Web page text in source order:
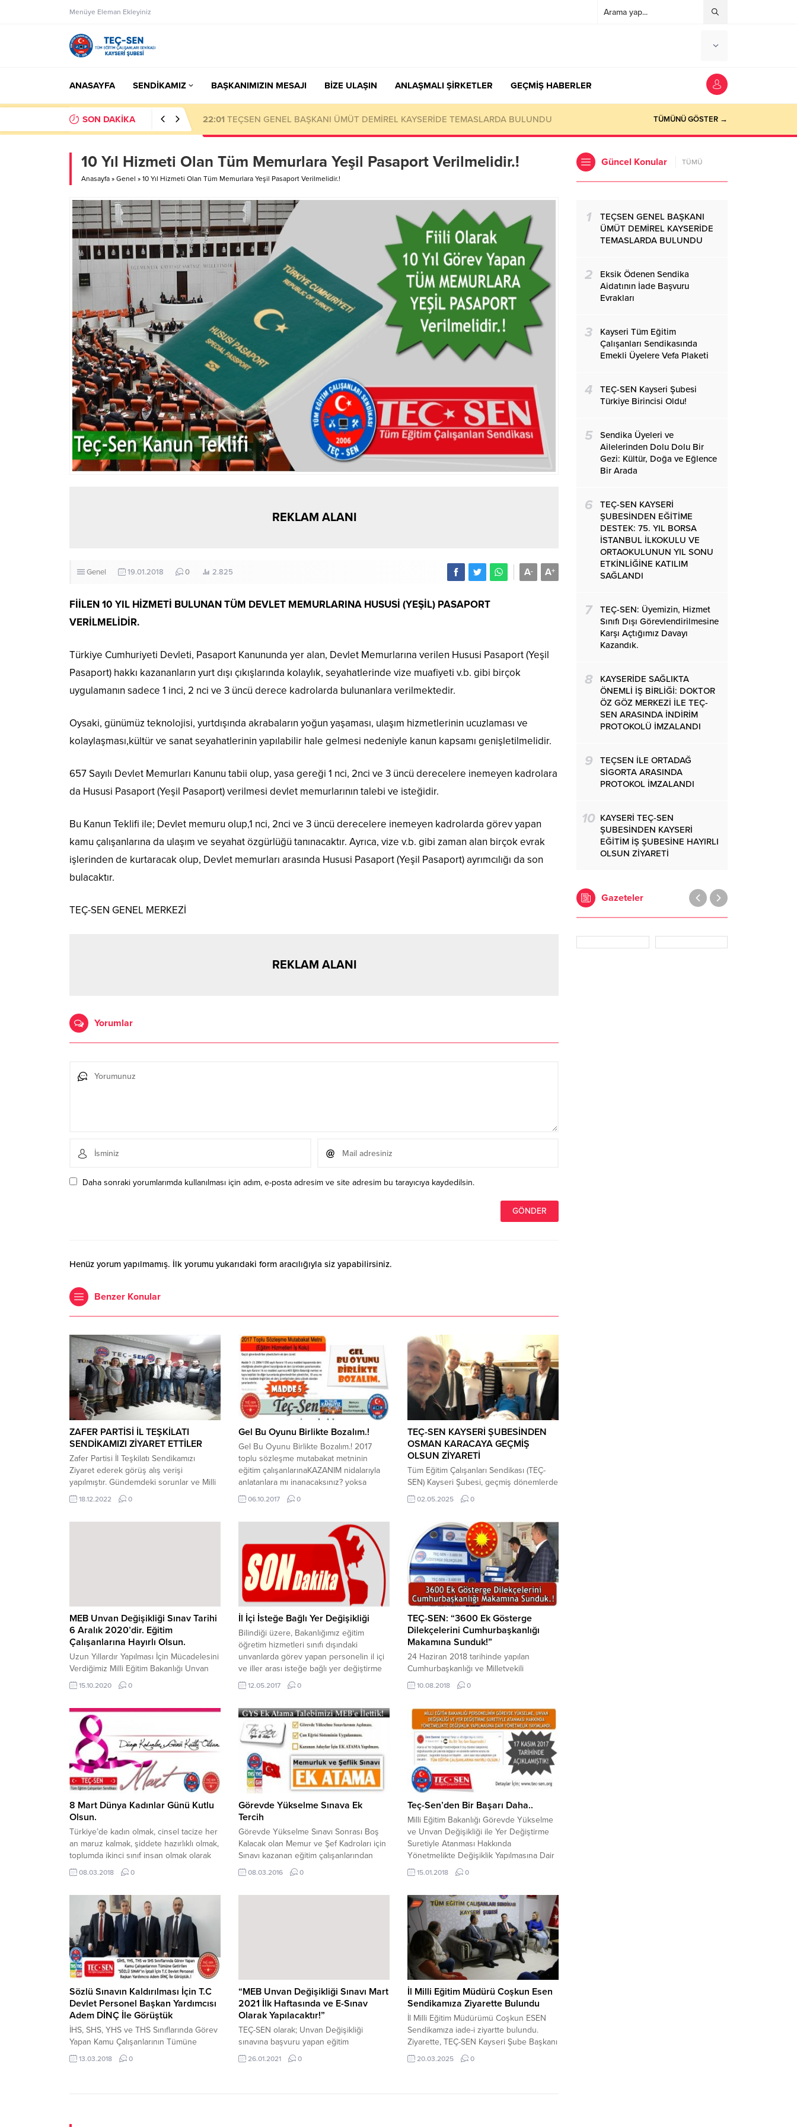
Menüye Eleman Ekleyiniz
ANASAYFA SENDİKAMIZ BAŞKANIMIZIN MESAJI BİZE ULAŞIN ANLAŞMALI ŞİRKETLER GEÇMİŞ HABERLER
SON DAKİKA 23:50 Eksik Ödenen Sendika Aidatının İade Başvuru Evrakları TÜMÜNÜ GÖSTER →
10 Yıl Hizmeti Olan Tüm Memurlara Yeşil Pasaport Verilmelidir.!
Anasayfa » Genel » 10 Yıl Hizmeti Olan Tüm Memurlara Yeşil Pasaport Verilmelidir.!
REKLAM ALANI
Genel 19.01.2018 0 2.825 A+
A-
FİİLEN 10 YIL HİZMETİ BULUNAN TÜM DEVLET MEMURLARINA HUSUSİ (YEŞİL) PASAPORT
VERİLMELİDİR.
Türkiye Cumhuriyeti Devleti, Pasaport Kanununda yer alan, Devlet Memurlarına verilen Hususi Pasaport (Yeşil
Pasaport) hakkı kazananların yurt dışı çıkışlarında kolaylık, seyahatlerinde vize muafiyeti v.b. gibi birçok
uygulamanın sadece 1 inci, 2 nci ve 3 üncü derece kadrolarda bulunanlara verilmektedir.
Oysaki, günümüz teknolojisi, yurtdışında akrabaların yoğun yaşaması, ulaşım hizmetlerinin ucuzlaması ve
kolaylaşması,kültür ve sanat seyahatlerinin yapılabilir hale gelmesi nedeniyle kanun kapsamı genişletilmelidir.
657 Sayılı Devlet Memurları Kanunu tabii olup, yasa gereği 1 nci, 2nci ve 3 üncü derecelere inemeyen kadrolara
da Hususi Pasaport (Yeşil Pasaport) verilmesi devlet memurlarının talebi ve isteğidir.
Bu Kanun Teklifi ile; Devlet memuru olup,1 nci, 2nci ve 3 üncü derecelere inemeyen kadrolarda görev yapan
kamu çalışanlarına da ulaşım ve seyahat özgürlüğü tanınacaktır. Ayrıca, vize v.b. gibi zaman alan birçok evrak
işlerinden de kurtaracak olup, Devlet memurları arasında Hususi Pasaport (Yeşil Pasaport) ayrımcılığı da son
bulacaktır.
TEÇ-SEN GENEL MERKEZİ
REKLAM ALANI
Yorumlar
Daha sonraki yorumlarımda kullanılması için adım, e-posta adresim ve site adresim bu tarayıcıya kaydedilsin.
Henüz yorum yapılmamış. İlk yorumu yukarıdaki form aracılığıyla siz yapabilirsiniz.
Benzer Konular
ZAFER PARTİSİ İL TEŞKİLATI
SENDİKAMIZI ZİYARET ETTİLER
Zafer Partisi İl Teşkilatı Sendikamızı
Ziyaret ederek görüş alış verişi
yapılmıştır. Gündemdeki sorunlar ve Milli
Eğitim Çalışanlarının sorunları hakkında
bilgi verilmiştir.
18.12.2022 0
Gel Bu Oyunu Birlikte Bozalım.!
Gel Bu Oyunu Birlikte Bozalım.! 2017
toplu sözleşme mutabakat metninin
eğitim çalışanlarınaKAZANIM nidalarıyla
anlatanlara mı inanacaksınız? yoksa
imzaladıkları maddelere mi inanacaksınız?
KARAR EĞİTİM ÇALIŞANINDIR. Gel Bu
SÖZLEŞME METNİ-Eğitim Hizmetleri İş
Kolu – Madde 5 “Geçicigörevlendirilen
yöneticilerin ek ders ücreti Madde 5- (1)
2006/11350 sayılı Kararın 10
uncumaddesi...
06.10.2017 0
TEÇ-SEN KAYSERİ ŞUBESİNDEN
OSMAN KARACAYA GEÇMİŞ
OLSUN ZİYARETİ
Tüm Eğitim Çalışanları Sendikası (TEÇ-
SEN) Kayseri Şubesi, geçmiş dönemlerde
Kayseri İl Milli Eğitim Müdür Yardımcılığı
görevinde bulunan Osman KARACA’yı
ederek geçmiş olsun dileklerini iletti.
Ziyarette, TEÇ-SEN Kayseri Şube Başkanı
ve ziyaret heyeti, Osman KARACA’nın
sağlık durumu hakkında bilgi aldı ve
moral desteğinde bulundu. Eğitim
camiasının sevilen...
02.05.2025 0
MEB Unvan Değişikliği Sınav Tarihi
6 Aralık 2020’dir. Eğitim
Çalışanlarına Hayırlı Olsun.
Uzun Yıllardır Yapılması İçin Mücadelesini
Verdiğimiz Milli Eğitim Bakanlığı Unvan
Değişikliği Sınavı Tarihi Belli
Oldu.Geçtiğimiz Aylarda Genel
Gerçekleştirmiş Olduğu Facebook Canlı
Yayınında Sınav Tarihinin Belli Olduğunun
Müjdesini Vermişti. 17 Ekim 2020
Tarihinde Yapılması Planlanan Sınav
Belirtilen Tarihte Yapılamadı.Ancak Genel
Başkanımız ve Genel Merkez
Yöneticilerimizin Milli Eğitim Bakanlığı...
15.10.2020 0
İl İçi İsteğe Bağlı Yer Değişikliği
Bilindiği üzere, Bakanlığımız eğitim
öğretim hizmetleri sınıfı dışındaki
unvanlarda görev yapan personelin il içi
ve iller arası isteğe bağlı yer değiştirme
iş ve işlemleri, ilgi Yönetmelik
hükümlerine göre yürütülmekte olup,
başvuruları 12 – 22 Mayıs 2017 tarihleri
arasında alınacaktır. Bu kapsamda;
-İlçenizde Ambar...
12.05.2017 0
TEÇ-SEN: “3600 Ek Gösterge
Dilekçelerini Cumhurbaşkanlığı
Makamına Sunduk!”
24 Haziran 2018 tarihinde yapılan
Cumhurbaşkanlığı ve Milletvekili
seçimlerinden önce Sayın
Cumhurbaşkanımız Recep Tayyip
Parti Seçim Beyannamesinde, Kamudan
Öğretmen, Hemşire, Din Görevlisi ve
Polis olarak görev yapan kamu
çalışanlarının tümüne 3600 ek gösterge
verileceği açıklanmıştı. Ancak; Kamuda
adaletin ve çalışma barışının sağlanması
için TEÇ-SEN...
10.08.2018 0
8 Mart Dünya Kadınlar Günü Kutlu
Olsun.
Türkiye’de kadın olmak, cinsel tacize her
an maruz kalmak, şiddete hazırlıklı olmak,
toplumda ikinci sınıf insan olmak olarak
algılanmaktadır. Oysaki, kadın veya erkek
olmadan insan olunmayacağını, medeni
fertleri cinsiyetiyle, diniyle, diliyle, ırkıyla
ayırt etmeden insan olarak
değerlendirmek gerektiğini hepimiz
bilmekteyiz. Çalışma Hayatında
kadınlarımızın sayısı...
08.03.2018 0
Görevde Yükselme Sınava Ek
Tercih
Görevde Yükselme Sınavı Sonrası Boş
Kalacak olan Memur ve Şef Kadroları için
Sınavı kazanan eğitim çalışanlarından
tekrar bir atama başvurusu alınması için
MEB’e resmi başvuru yaptık.!
08.03.2016 0
Teç-Sen’den Bir Başarı Daha..
Milli Eğitim Bakanlığı Görevde Yükselme
ve Unvan Değişikliği ile Yer Değiştirme
Suretiyle Atanması Hakkında
Yönetmelikte Değişiklik Yapılmasına Dair
Yönetmelik Yayımlandı. Bilindiği üzere 17
Kasım 2017 tarihinde yaptığımız
Yükselme ve Unvan Değişikliği ile Yer
Değiştirme Suretiyle Atanması Hakkında
Yönetmelikte değişiklik yapılacağı, il dışı
yer değişikliği süresinin 3...
15.01.2018 0
Sözlü Sınavın Kaldırılması İçin T.C
Devlet Personel Başkan Yardımcısı
Adem DİNÇ İle Görüştük
İHS, SHS, YHS ve THS Sınıflarında Görev
Yapan Kamu Çalışanlarının Tümüne
Getirilen Yazılı Sınv Sonrası SÖZLÜ
SINAV uygulamasının Kaldırılması İçin T.C
13.03.2018 0
“MEB Unvan Değişikliği Sınavı Mart
2021 İlk Haftasında ve E-Sınav
Olarak Yapılacaktır!”
TEÇ-SEN olarak; Unvan Değişikliği
sınavına başvuru yapan eğitim
çalışanlarını bilgilendirmek ve her zaman
olduğu gibi emeği olmadığı halde başarıyı
26.01.2021 0
İl Milli Eğitim Müdürü Coşkun Esen
Sendikamıza Ziyarette Bulundu
İl Milli Eğitim Müdürümü Coşkun ESEN
Sendikamıza iade-i ziyartte bulundu.
Ziyarette, TEÇ-SEN Kayseri Şube Başkanı
Ferhat YILMAZ ve Yönetim Kurulu
Üyerleriyle bir araya gelerek sohbet etti.
20.03.2025 0
Güncel Konular TÜMÜ
1
TEÇSEN GENEL BAŞKANI
ÜMÜT DEMİREL KAYSERİDE
TEMASLARDA BULUNDU
2
Eksik Ödenen Sendika
Aidatının İade Başvuru
Evrakları
3
Kayseri Tüm Eğitim
Çalışanları Sendikasında
Emekli Üyelere Vefa Plaketi
4
TEÇ-SEN Kayseri Şubesi
Türkiye Birincisi Oldu!
5
Sendika Üyeleri ve
Ailelerinden Dolu Dolu Bir
Gezi: Kültür, Doğa ve Eğlence
Bir Arada
6
TEÇ-SEN KAYSERİ
ŞUBESİNDEN EĞİTİME
DESTEK: 75. YIL BORSA
İSTANBUL İLKOKULU VE
ORTAOKULUNUN YIL SONU
ETKİNLİĞİNE KATILIM
SAĞLANDI
7
TEÇ-SEN: Üyemizin, Hizmet
Sınıfı Dışı Görevlendirilmesine
Karşı Açtığımız Davayı
Kazandık.
8
KAYSERİDE SAĞLIKTA
ÖNEMLİ İŞ BİRLİĞİ: DOKTOR
ÖZ GÖZ MERKEZİ İLE TEÇ-
SEN ARASINDA İNDİRİM
PROTOKOLÜ İMZALANDI
9
TEÇSEN İLE ORTADAĞ
SİGORTA ARASINDA
PROTOKOL İMZALANDI
10 KAYSERİ TEÇ-SEN
ŞUBESİNDEN KAYSERİ
EĞİTİM İŞ ŞUBESİNE HAYIRLI
OLSUN ZİYARETİ
Gazeteler